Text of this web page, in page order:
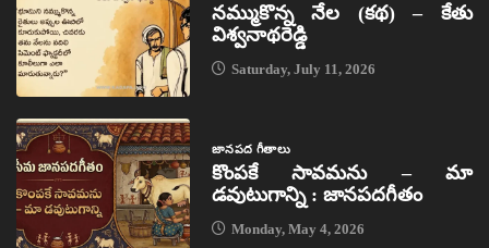
నమ్ముకొన్న నేల (కథ) – కేతు
విశ్వనాథరెడ్డి
Saturday, July 11, 2026
జానపద గీతాలు
కొంపకే సావమను – మా
డవుటుగాన్ని : జానపదగీతం
Monday, May 4, 2026